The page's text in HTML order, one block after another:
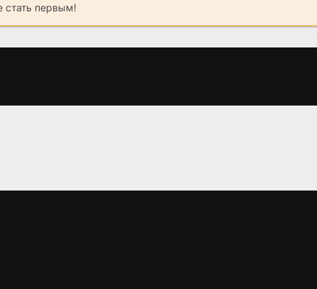
стать первым!
Неоспоримый 2
Кикбоксер